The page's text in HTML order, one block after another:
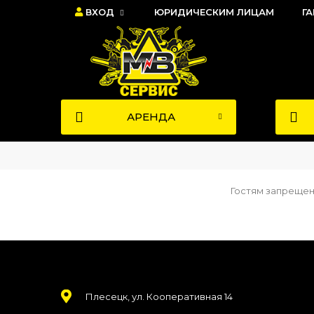
ВХОД ЮРИДИЧЕСКИМ ЛИЦАМ
АРЕНДА
Гостям
Плесецк, ул. Кооперативная 14